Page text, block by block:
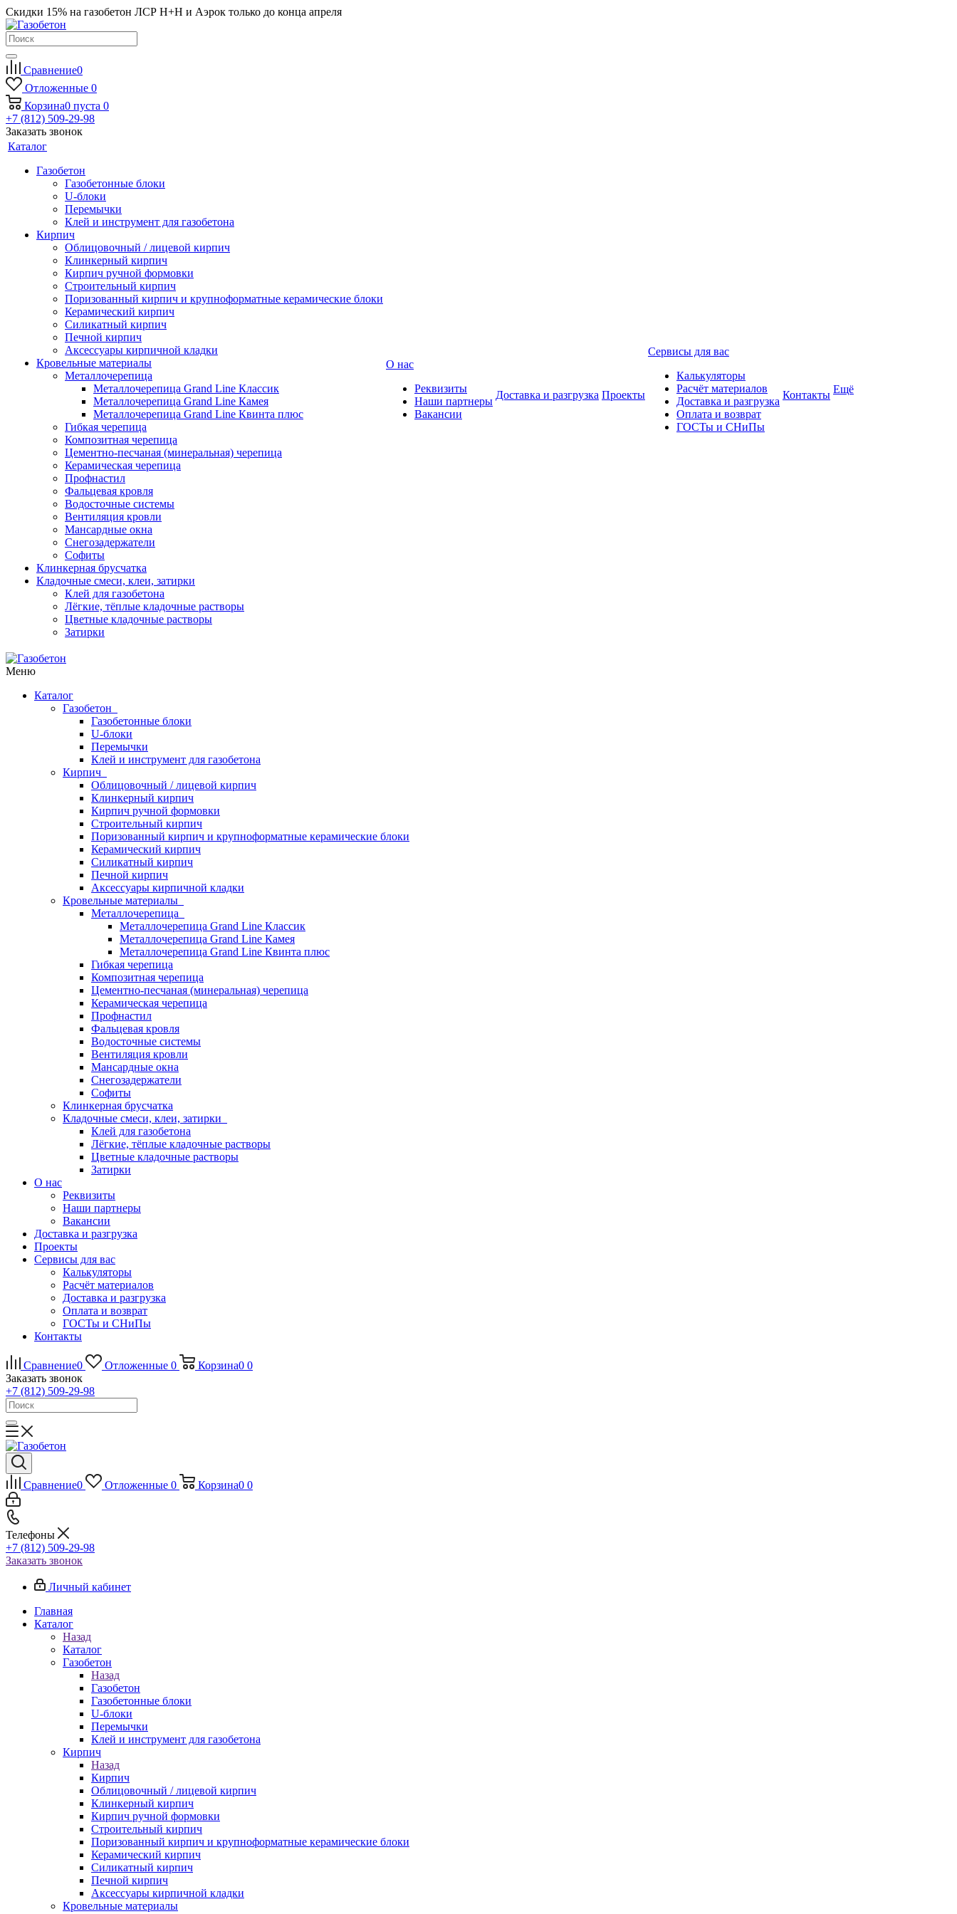
Скидки 15% на газобетон ЛСР Н+Н и Аэрок только до конца апреля
Сравнение0
Отложенные 0
Корзина0 пуста 0
+7 (812) 509-29-98
Заказать звонок
Каталог
Газобетон
Газобетонные блоки
U-блоки
Перемычки
Клей и инструмент для газобетона
Кирпич
Облицовочный / лицевой кирпич
Клинкерный кирпич
Кирпич ручной формовки
Строительный кирпич
Поризованный кирпич и крупноформатные керамические блоки
Керамический кирпич
Силикатный кирпич
Печной кирпич
Аксессуары кирпичной кладки
Кровельные материалы
Металлочерепица
Металлочерепица Grand Line Классик
Металлочерепица Grand Line Камея
Металлочерепица Grand Line Квинта плюс
Гибкая черепица
Композитная черепица
Цементно-песчаная (минеральная) черепица
Керамическая черепица
Профнастил
Фальцевая кровля
Водосточные системы
Вентиляция кровли
Мансардные окна
Снегозадержатели
Софиты
Клинкерная брусчатка
Кладочные смеси, клеи, затирки
Клей для газобетона
Лёгкие, тёплые кладочные растворы
Цветные кладочные растворы
Затирки
О нас
Реквизиты
Наши партнеры
Вакансии
Доставка и разгрузка Проекты
Сервисы для вас
Калькуляторы
Расчёт материалов
Доставка и разгрузка
Оплата и возврат
ГОСТы и СНиПы
Контакты Ещё
Меню
Каталог
Газобетон
Газобетонные блоки
U-блоки
Перемычки
Клей и инструмент для газобетона
Кирпич
Облицовочный / лицевой кирпич
Клинкерный кирпич
Кирпич ручной формовки
Строительный кирпич
Поризованный кирпич и крупноформатные керамические блоки
Керамический кирпич
Силикатный кирпич
Печной кирпич
Аксессуары кирпичной кладки
Кровельные материалы
Металлочерепица
Металлочерепица Grand Line Классик
Металлочерепица Grand Line Камея
Металлочерепица Grand Line Квинта плюс
Гибкая черепица
Композитная черепица
Цементно-песчаная (минеральная) черепица
Керамическая черепица
Профнастил
Фальцевая кровля
Водосточные системы
Вентиляция кровли
Мансардные окна
Снегозадержатели
Софиты
Клинкерная брусчатка
Кладочные смеси, клеи, затирки
Клей для газобетона
Лёгкие, тёплые кладочные растворы
Цветные кладочные растворы
Затирки
О нас
Реквизиты
Наши партнеры
Вакансии
Доставка и разгрузка
Проекты
Сервисы для вас
Калькуляторы
Расчёт материалов
Доставка и разгрузка
Оплата и возврат
ГОСТы и СНиПы
Контакты
Сравнение0 Отложенные 0 Корзина0 0
Заказать звонок
+7 (812) 509-29-98
Сравнение0 Отложенные 0 Корзина0 0
Телефоны
+7 (812) 509-29-98
Заказать звонок
Личный кабинет
Главная
Каталог
Назад
Каталог
Газобетон
Назад
Газобетон
Газобетонные блоки
U-блоки
Перемычки
Клей и инструмент для газобетона
Кирпич
Назад
Кирпич
Облицовочный / лицевой кирпич
Клинкерный кирпич
Кирпич ручной формовки
Строительный кирпич
Поризованный кирпич и крупноформатные керамические блоки
Керамический кирпич
Силикатный кирпич
Печной кирпич
Аксессуары кирпичной кладки
Кровельные материалы